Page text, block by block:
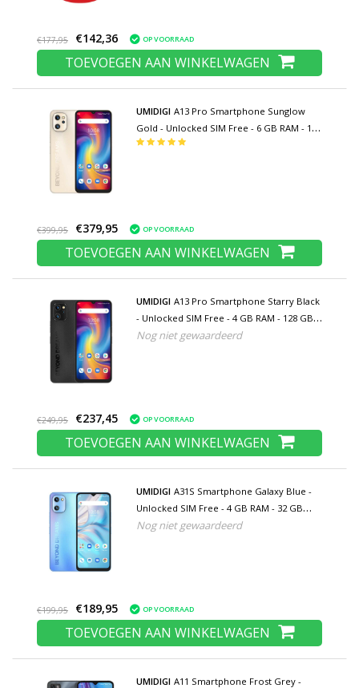
€177,95 €142,36 OP VOORRAAD
TOEVOEGEN AAN WINKELWAGEN
UMIDIGI A13 Pro Smartphone Sunglow
Gold - Unlocked SIM Free - 6 GB RAM - 128
GB Opslag - 48MP Camera - 5150mAh
€399,95 €379,95 OP VOORRAAD
TOEVOEGEN AAN WINKELWAGEN
UMIDIGI A13 Pro Smartphone Starry Black
- Unlocked SIM Free - 4 GB RAM - 128 GB
Opslag - 48MP Camera - 5150mAh Batterij
Nog niet gewaardeerd
€249,95 €237,45 OP VOORRAAD
TOEVOEGEN AAN WINKELWAGEN
UMIDIGI A31S Smartphone Galaxy Blue -
Unlocked SIM Free - 4 GB RAM - 32 GB
Opslag - 16MP Camera - 5150mAh Batterij -
Nog niet gewaardeerd
€199,95 €189,95 OP VOORRAAD
TOEVOEGEN AAN WINKELWAGEN
UMIDIGI A11 Smartphone Frost Grey -